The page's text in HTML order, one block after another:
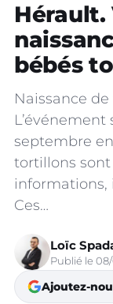
Hérault.
bébés
Naissance
L’événement
septembre
tortillons sont
informations,
Ces…
Loïc
Publié le 08/
Ajoutez-